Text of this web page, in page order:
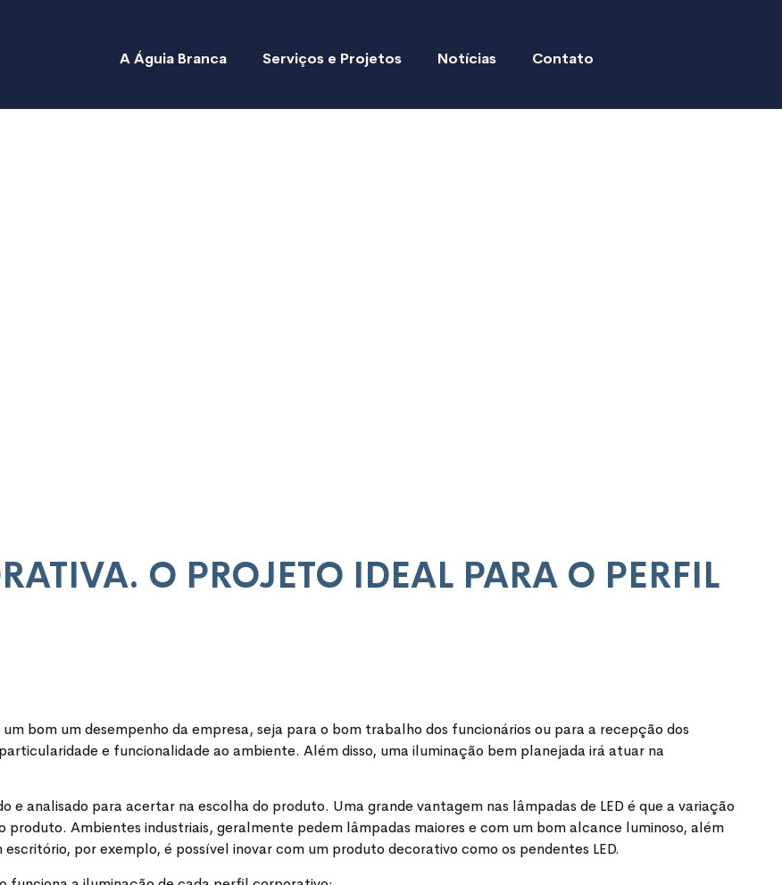
A Águia Branca Serviços e Projetos Notícias Contato
O PROJETO IDEAL PARA O PERFIL
bom um desempenho da empresa, seja para o bom trabalho dos funcionários ou para a recepção dos
e funcionalidade ao ambiente. Além disso, uma iluminação bem planejada irá atuar na
e analisado para acertar na escolha do produto. Uma grande vantagem nas lâmpadas de LED é que a variação
Ambientes industriais, geralmente pedem lâmpadas maiores e com um bom alcance luminoso, além
por exemplo, é possível inovar com um produto decorativo como os pendentes LED.